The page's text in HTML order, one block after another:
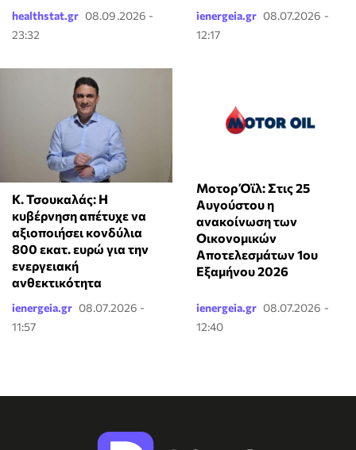
healthstat.gr 08.09.2026 -
23:32
ienergeia.gr 08.07.2026 -
12:17
Κ. Τσουκαλάς: Η
κυβέρνηση απέτυχε να
αξιοποιήσει κονδύλια
800 εκατ. ευρώ για την
ενεργειακή
ανθεκτικότητα
ienergeia.gr 08.07.2026 -
11:57
Μοτορ Όϊλ: Στις 25
Αυγούστου η
ανακοίνωση των
Οικονομικών
Αποτελεσμάτων 1ου
Εξαμήνου 2026
ienergeia.gr 08.07.2026 -
12:40